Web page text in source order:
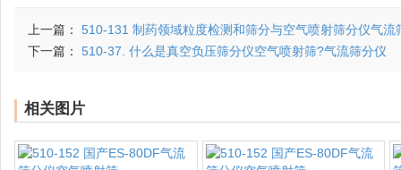
上一篇： 510-131 制药领域粒度检测和筛分与空气喷射筛分仪气流
下一篇： 510-37. 什么是真空负压筛分仪空气喷射筛?气流筛分仪
相关图片